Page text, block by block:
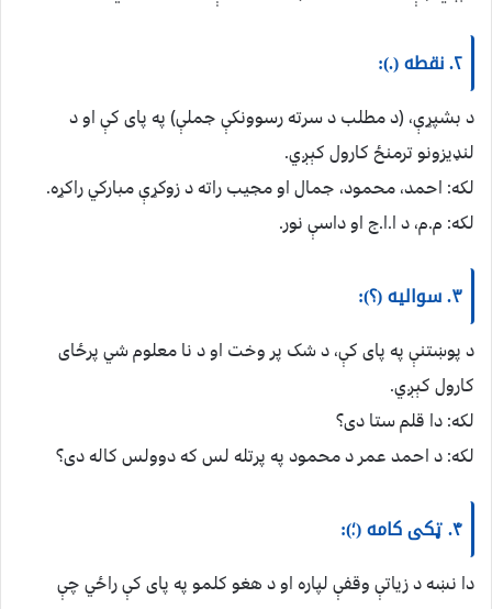
۲. نقطه (.):
د بشپړې، (د مطلب د سرته رسوونکې جملې) په پای کې او د
لنډیزونو ترمنځ کارول کېږي.
لکه: احمد، محمود، جمال او مجیب راته د زوکړې مبارکي راکړه.
لکه: م.م، د ا.ا.ج او داسې نور.
۳. سوالیه (؟):
د پوښتنې په پای کې، د شک پر وخت او د نا معلوم شي پرځای
کارول کېږي.
لکه: دا قلم ستا دی؟
لکه: د احمد عمر د محمود په پرتله لس که دوولس کاله دی؟
۴. ټکی کامه (؛):
دا نښه د زیاتې وقفې لپاره او د هغو کلمو په پای کې راځي چې